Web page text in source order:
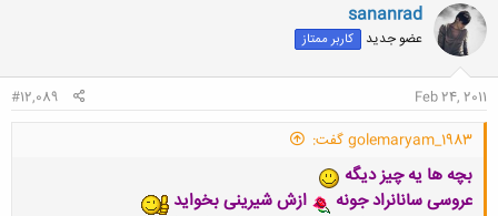
sananrad
عضو جدید کاربر ممتاز
Feb 24, 2011
#12,089
golemaryam_1983 گفت:
بچه ها یه چیز دیگه
عروسی سانانراد جونه
ازش شیرینی بخواید